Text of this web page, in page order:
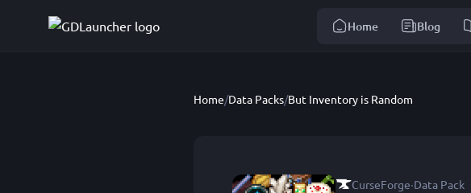
Home Blog
Home/Data Packs/But Inventory is Random
CurseForge·Data Pack